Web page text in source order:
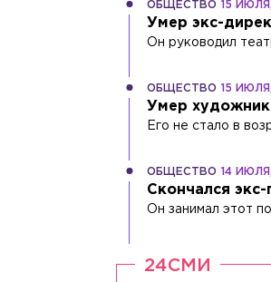
ОБЩЕСТВО 15 ИЮЛЯ,
Умер экс-
Он руководил
ОБЩЕСТВО 15
Умер художник
Его не стало в
ОБЩЕСТВО 14
Скончался
Он занимал этот
24СМИ